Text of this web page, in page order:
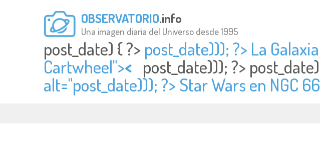
OBSERVATORIO.info
Una imagen diaria del Universo desde 1995
post_date) { ?> post_date))); ?> La
Cartwheel">< post_date))); ?>
alt="post_date))); ?> Star Wars en NGC